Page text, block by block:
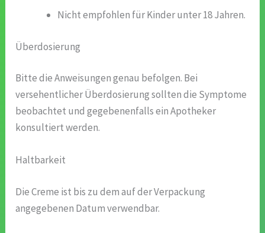
Nicht empfohlen für Kinder unter 18 Jahren.
Überdosierung
Bitte die Anweisungen genau befolgen. Bei
versehentlicher Überdosierung sollten die Symptome
beobachtet und gegebenenfalls ein Apotheker
konsultiert werden.
Haltbarkeit
Die Creme ist bis zu dem auf der Verpackung
angegebenen Datum verwendbar.